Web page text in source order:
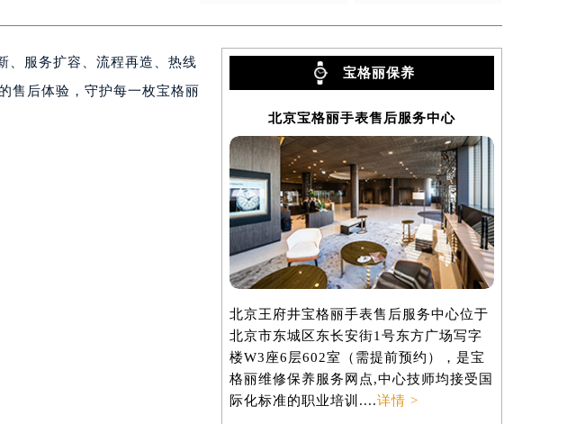
预约）
07室（需提前预约）
）
层13室（需提前预约）
预约）
、服务扩容、流程再造、热线
售后体验，守护每一枚宝格丽
宝格丽保养
北京宝格丽手表售后服务中心
北京王府井宝格丽手表售后服务中心位于
北京市东城区东长安街1号东方广场写字
楼W3座6层602室（需提前预约），是宝
格丽维修保养服务网点,中心技师均接受国
际化标准的职业培训....详情 >